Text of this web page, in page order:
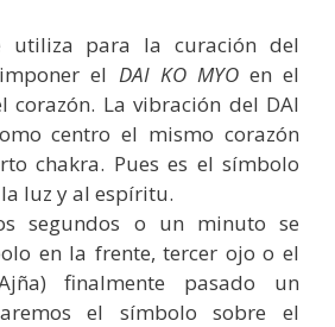
utiliza para la curación del
el DAI KO MYOen el
corazón. La vibración del DAI
centro el mismo corazón
chakra. Pues es el símbolo
luz y al espíritu.
segundos o un minuto se
en la frente, tercer ojo o el
finalmente pasado un
el símbolo sobre el